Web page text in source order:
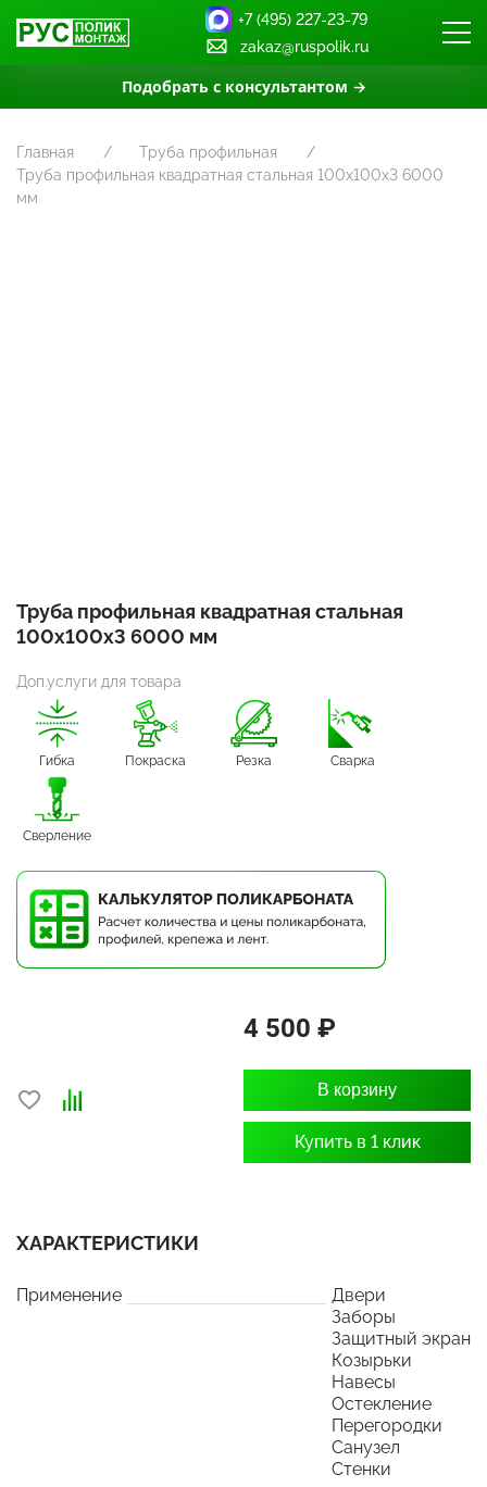
Подобрать с консультантом →
+7 (495) 227-23-79
zakaz@ruspolik.ru
Главная
Труба профильная
Труба профильная квадратная стальная 100х100х3 6000
мм
Труба профильная квадратная стальная
100х100х3 6000 мм
Доп.услуги для товара
Гибка Покраска Резка Сварка
Сверление
4 500 ₽
В корзину
Купить в 1 клик
ХАРАКТЕРИСТИКИ
Применение
Двери
Заборы
Защитный экран
Козырьки
Навесы
Остекление
Перегородки
Санузел
Стенки